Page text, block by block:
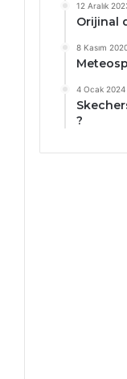
12 Aralık
Orijinal
8 Kasım
4 Ocak 2024
?